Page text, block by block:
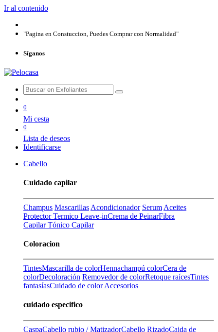
Ir al contenido
"Pagina en Constuccion, Puedes Comprar con Normalidad"
Síganos
0
Mi cesta
0
Lista de deseos
Identificarse
Cabello
Cuidado capilar
Champus Mascarillas Acondicionador Serum Aceites
Protector Termico Leave-inCrema de PeinarFibra
CapilarTónico Capilar
Coloracion
TintesMascarilla de colorHennachampú colorCera de
colorDecoloración Removedor de colorRetoque raícesTintes
fantasíasCuidado de color Accesorios
cuidado especifico
CaspaCabello rubio / MatizadorCabello RizadoCaida de